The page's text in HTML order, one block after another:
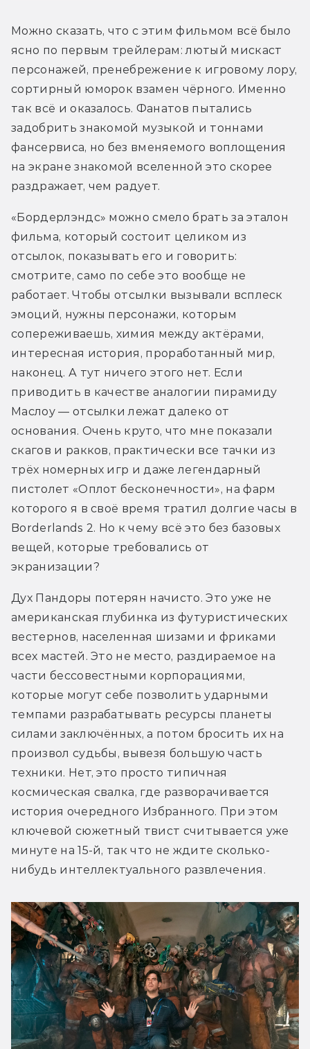
Можно сказать, что с этим фильмом всё было
ясно по первым трейлерам: лютый мискаст
персонажей, пренебрежение к игровому лору,
сортирный юморок взамен чёрного. Именно
так всё и оказалось. Фанатов пытались
задобрить знакомой музыкой и тоннами
фансервиса, но без вменяемого воплощения
на экране знакомой вселенной это скорее
раздражает, чем радует.
«Бордерлэндс» можно смело брать за эталон
фильма, который состоит целиком из
отсылок, показывать его и говорить:
смотрите, само по себе это вообще не
работает. Чтобы отсылки вызывали всплеск
эмоций, нужны персонажи, которым
сопереживаешь, химия между актёрами,
интересная история, проработанный мир,
наконец. А тут ничего этого нет. Если
приводить в качестве аналогии пирамиду
Маслоу — отсылки лежат далеко от
основания. Очень круто, что мне показали
скагов и ракков, практически все тачки из
трёх номерных игр и даже легендарный
пистолет «Оплот бесконечности», на фарм
которого я в своё время тратил долгие часы в
Borderlands 2. Но к чему всё это без базовых
вещей, которые требовались от
экранизации?
Дух Пандоры потерян начисто. Это уже не
американская глубинка из футуристических
вестернов, населенная шизами и фриками
всех мастей. Это не место, раздираемое на
части бессовестными корпорациями,
которые могут себе позволить ударными
темпами разрабатывать ресурсы планеты
силами заключённых, а потом бросить их на
произвол судьбы, вывезя большую часть
техники. Нет, это просто типичная
космическая свалка, где разворачивается
история очередного Избранного. При этом
ключевой сюжетный твист считывается уже
минуте на 15-й, так что не ждите сколько-
нибудь интеллектуального развлечения.